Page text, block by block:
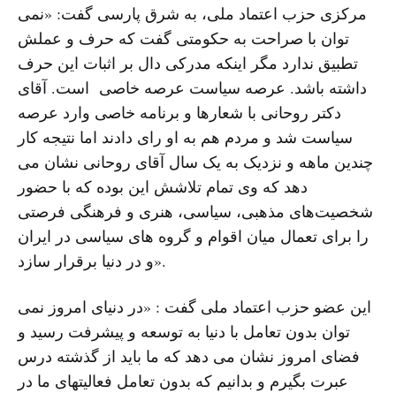
مرکزی حزب اعتماد ملی، به شرق پارسی گفت: «نمی
توان با صراحت به حکومتی گفت که حرف و عملش
تطبیق ندارد مگر اینکه مدرکی دال بر اثبات این حرف
داشته باشد. عرصه سیاست عرصه خاصی است. آقای
دکتر روحانی با شعارها و برنامه خاصی وارد عرصه
سیاست شد و مردم هم به او رای دادند اما نتیجه کار
چندین ماهه و نزدیک به یک سال آقای روحانی نشان می
دهد که وی تمام تلاشش این بوده که با حضور
شخصیت‌های مذهبی، سیاسی، هنری و فرهنگی فرصتی
را برای تعمال میان اقوام و گروه های سیاسی در ایران
و در دنیا برقرار سازد».
این عضو حزب اعتماد ملی گفت : «در دنیای امروز نمی
توان بدون تعامل با دنیا به توسعه و پیشرفت رسید و
فضای امروز نشان می دهد که ما باید از گذشته درس
عبرت بگیرم و بدانیم که بدون تعامل فعالیتهای ما در